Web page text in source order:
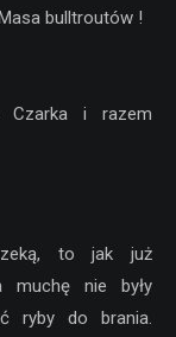
bulltroutów !
Czarka i razem
to jak już
muchę nie były
ryby do brania.